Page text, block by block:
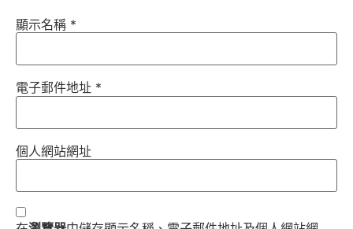
顯示名稱 *
電子郵件地址 *
個人網站網址